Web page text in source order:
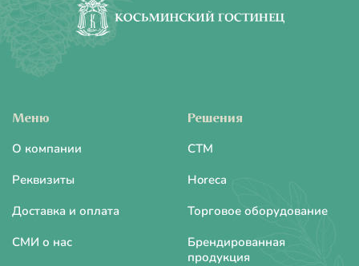
Меню
О компании
Реквизиты
Доставка и оплата
СМИ о нас
Решения
CTM
Horeca
Торговое оборудование
Брендированная
продукция